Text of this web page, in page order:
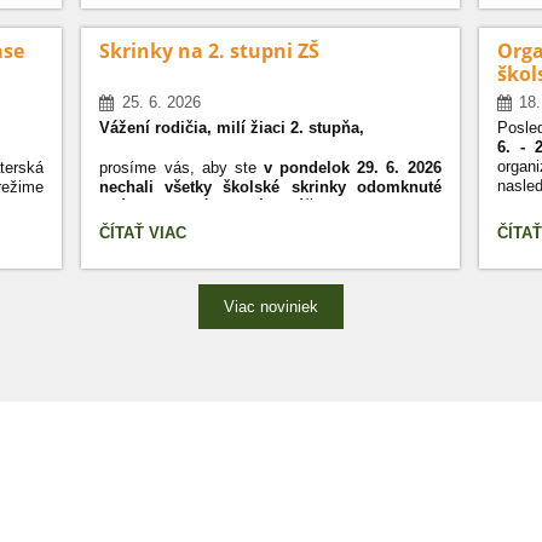
sú
22. júl 2026(streda)
5. august 2026(streda)
19. august 2026
20. august 2026(štvrtok)
⚠️Dôležité upozornenie:Vašu návštevu si,
V
ČASE
LETNÝCH
PRÁZDNIN:
a
a
Skrinky na 2. stupni ZŠ
25. 6. 2026
Vážení rodičia, milí žiaci 2. stupňa,
prosíme vás, aby ste v pondelok 29. 6. 2026
nechali všetky školské skrinky odomknuté
potrebné odovzdať pani Macekovej.
Ďakujeme za spoluprácu.
SKRINKY
2.
ČÍTAŤ VIAC
6. -
Dňa
K
Viac noviniek